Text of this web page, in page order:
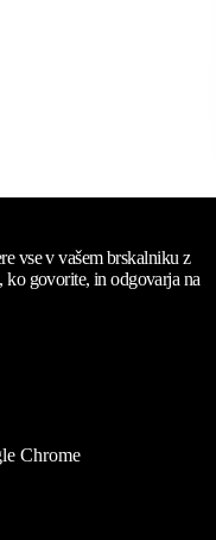
vse v vašem brskalniku z
ko govorite, in odgovarja na
Chrome